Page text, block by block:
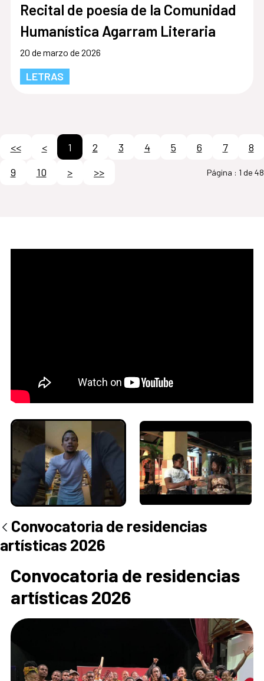
Recital de poesía de la Comunidad
Humanística Agarram Literaria
20 de marzo de 2026
LETRAS
<< < 1 2 3 4 5 6 7
8
9
10 > >> Página : 1 de 48
Convocatoria de residencias
artísticas 2026
Convocatoria de residencias
artísticas 2026